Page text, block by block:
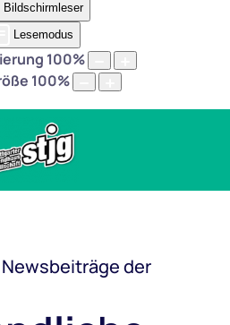
Bildschirmleser
Lesemodus
100%
100%
der